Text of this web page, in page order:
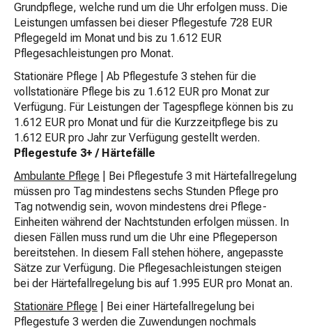
Grundpflege, welche rund um die Uhr erfolgen muss. Die
Leistungen umfassen bei dieser Pflegestufe 728 EUR
Pflegegeld im Monat und bis zu 1.612 EUR
Pflegesachleistungen pro Monat.
Stationäre Pflege | Ab Pflegestufe 3 stehen für die
vollstationäre Pflege bis zu 1.612 EUR pro Monat zur
Verfügung. Für Leistungen der Tagespflege können bis zu
1.612 EUR pro Monat und für die Kurzzeitpflege bis zu
1.612 EUR pro Jahr zur Verfügung gestellt werden.
Pflegestufe 3+ / Härtefälle
Ambulante Pflege | Bei Pflegestufe 3 mit Härtefallregelung
müssen pro Tag mindestens sechs Stunden Pflege pro
Tag notwendig sein, wovon mindestens drei Pflege-
Einheiten während der Nachtstunden erfolgen müssen. In
diesen Fällen muss rund um die Uhr eine Pflegeperson
bereitstehen. In diesem Fall stehen höhere, angepasste
Sätze zur Verfügung. Die Pflegesachleistungen steigen
bei der Härtefallregelung bis auf 1.995 EUR pro Monat an.
Stationäre Pflege | Bei einer Härtefallregelung bei
Pflegestufe 3 werden die Zuwendungen nochmals